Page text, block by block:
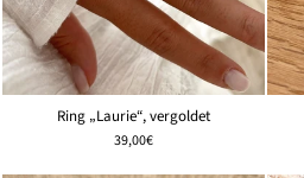
Ring „Laurie“, vergoldet
39,00€